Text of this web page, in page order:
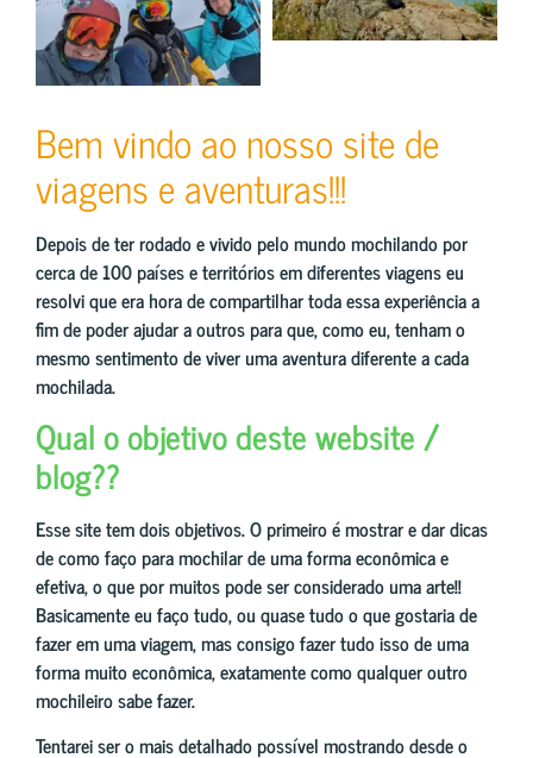
Bem vindo ao nosso site de
viagens e aventuras!!!
Depois de ter rodado e vivido pelo mundo mochilando por
cerca de 100 países e territórios em diferentes viagens eu
resolvi que era hora de compartilhar toda essa experiência a
fim de poder ajudar a outros para que, como eu, tenham o
mesmo sentimento de viver uma aventura diferente a cada
mochilada.
Qual o objetivo deste website /
blog??
Esse site tem dois objetivos. O primeiro é mostrar e dar dicas
de como faço para mochilar de uma forma econômica e
efetiva, o que por muitos pode ser considerado uma arte!!
Basicamente eu faço tudo, ou quase tudo o que gostaria de
fazer em uma viagem, mas consigo fazer tudo isso de uma
forma muito econômica, exatamente como qualquer outro
mochileiro sabe fazer.
Tentarei ser o mais detalhado possível mostrando desde o